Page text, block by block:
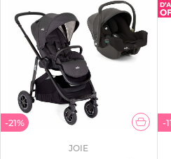
-21%
JOIE
-